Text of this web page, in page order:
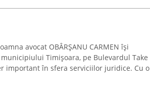
avocat OBÂRŞANU CARMEN își
Timișoara, pe Bulevardul Take
important în sfera serviciilor juridice. Cu o